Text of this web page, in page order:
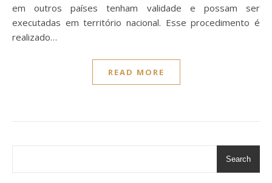
em outros países tenham validade e possam ser
executadas em território nacional. Esse procedimento é
realizado…
READ MORE
Search